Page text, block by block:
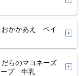
かかあえ ベイ
らのマヨネーズ
ープ 牛乳